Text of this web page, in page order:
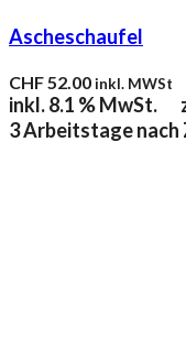
Ascheschaufel
CHF52.00inkl. MWSt
inkl. 8.1 % MwSt.
3 Arbeitstage